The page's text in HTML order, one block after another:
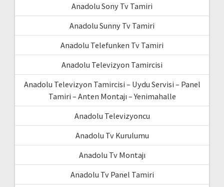
Anadolu Sony Tv Tamiri
Anadolu Sunny Tv Tamiri
Anadolu Telefunken Tv Tamiri
Anadolu Televizyon Tamircisi
Anadolu Televizyon Tamircisi – Uydu Servisi – Panel
Tamiri – Anten Montajı – Yenimahalle
Anadolu Televizyoncu
Anadolu Tv Kurulumu
Anadolu Tv Montajı
Anadolu Tv Panel Tamiri